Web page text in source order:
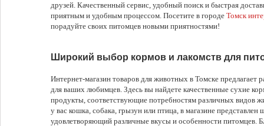
друзей. Качественный сервис, удобный поиск и быстрая
приятным и удобным процессом. Посетите в городе Томск
порадуйте своих питомцев новыми приятностями!
Широкий выбор кормов и лакомств для
Интернет-магазин товаров для животных в Томске предлагает
для ваших любимцев. Здесь вы найдете качественные сухие
продукты, соответствующие потребностям различных видов
у вас кошка, собака, грызун или птица, в магазине
удовлетворяющий различные вкусы и особенности питомцев.